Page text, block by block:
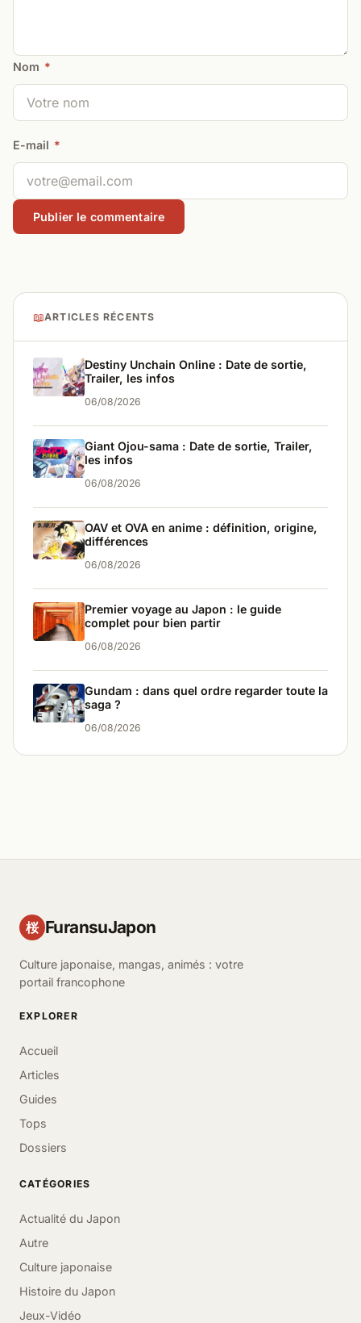
Nom *
E-mail *
📖ARTICLES RÉCENTS
Destiny Unchain Online : Date de sortie,
Trailer, les infos
06/08/2026
Giant Ojou-sama : Date de sortie, Trailer,
les infos
06/08/2026
OAV et OVA en anime : définition, origine,
différences
06/08/2026
Premier voyage au Japon : le guide
complet pour bien partir
06/08/2026
Gundam : dans quel ordre regarder toute la
saga ?
06/08/2026
桜 FuransuJapon
Culture japonaise, mangas, animés : votre
portail francophone
EXPLORER
Accueil
Articles
Guides
Tops
Dossiers
CATÉGORIES
Actualité du Japon
Autre
Culture japonaise
Histoire du Japon
Jeux-Vidéo